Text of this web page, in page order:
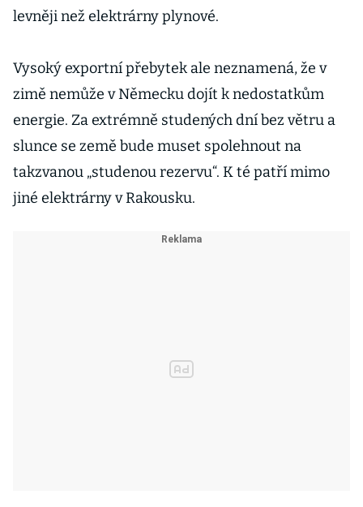
levněji než elektrárny plynové.
Vysoký exportní přebytek ale neznamená, že v
zimě nemůže v Německu dojít k nedostatkům
energie. Za extrémně studených dní bez větru a
slunce se země bude muset spolehnout na
takzvanou „studenou rezervu“. K té patří mimo
jiné elektrárny v Rakousku.